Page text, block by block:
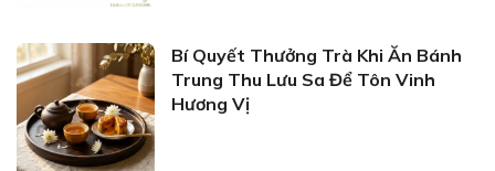
Bí Quyết Thưởng Trà Khi Ăn Bánh
Trung Thu Lưu Sa Để Tôn Vinh
Hương Vị